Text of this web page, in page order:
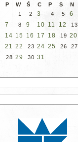
P
W Ś C P S
N
1
2 3 4 5
6
7
8 9 10 11 12 13
14 15 16 17 18 19 20
21 22 23 24 25 26
27
28 29 30 31